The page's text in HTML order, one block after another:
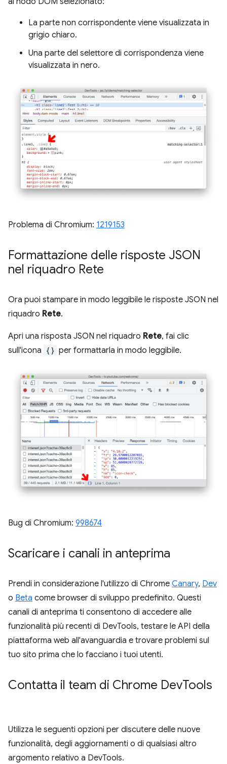
La parte non corrispondente viene visualizzata in
grigio chiaro.
Una parte del selettore di corrispondenza viene
visualizzata in nero.
Problema di Chromium: 1219153
Formattazione delle risposte JSON
nel riquadro Rete
Ora puoi stampare in modo leggibile le risposte JSON nel
riquadro Rete.
Apri una risposta JSON nel riquadro Rete, fai clic
sull'icona {} per formattarla in modo leggibile.
Bug di Chromium: 998674
Scaricare i canali in anteprima
Prendi in considerazione l'utilizzo di Chrome Canary, Dev
o Beta come browser di sviluppo predefinito. Questi
canali di anteprima ti consentono di accedere alle
funzionalità più recenti di DevTools, testare le API della
piattaforma web all'avanguardia e trovare problemi sul
tuo sito prima che lo facciano i tuoi utenti.
Contatta il team di Chrome DevTools
Utilizza le seguenti opzioni per discutere delle nuove
funzionalità, degli aggiornamenti o di qualsiasi altro
argomento relativo a DevTools.